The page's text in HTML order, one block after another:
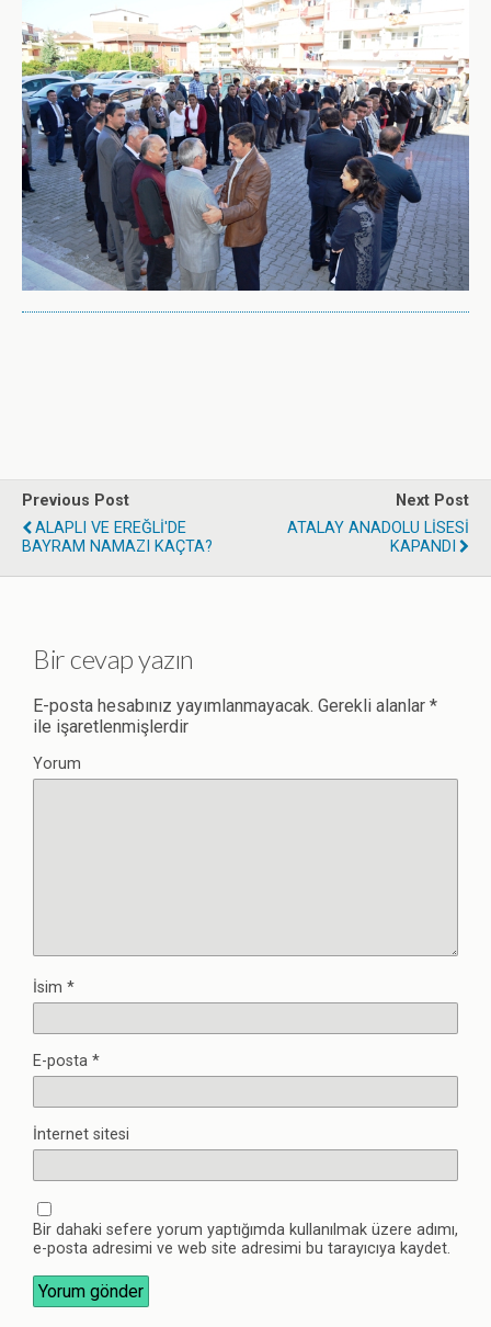
Previous Post
ALAPLI VE EREĞLİ'DE
BAYRAM NAMAZI KAÇTA?
Next Post
ATALAY ANADOLU LİSESİ
KAPANDI
Bir cevap yazın
E-posta hesabınız yayımlanmayacak. Gerekli alanlar *
ile işaretlenmişlerdir
Yorum
İsim *
E-posta *
İnternet sitesi
Bir dahaki sefere yorum yaptığımda kullanılmak üzere adımı,
e-posta adresimi ve web site adresimi bu tarayıcıya kaydet.